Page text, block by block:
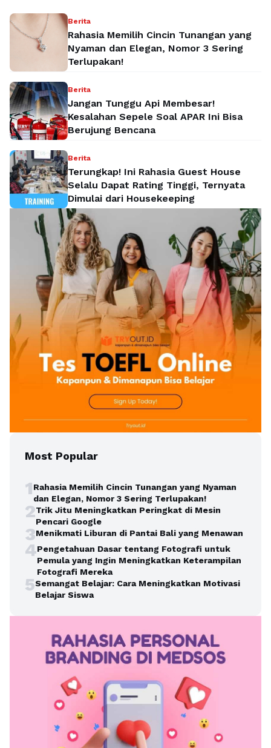
Berita
Rahasia Memilih Cincin Tunangan yang
Nyaman dan Elegan, Nomor 3 Sering
Terlupakan!
Berita
Jangan Tunggu Api Membesar!
Kesalahan Sepele Soal APAR Ini Bisa
Berujung Bencana
Berita
Terungkap! Ini Rahasia Guest House
Selalu Dapat Rating Tinggi, Ternyata
Dimulai dari Housekeeping
Most Popular
1Rahasia Memilih Cincin Tunangan yang Nyaman
dan Elegan, Nomor 3 Sering Terlupakan!
2Trik Jitu Meningkatkan Peringkat di Mesin
Pencari Google
3Menikmati Liburan di Pantai Bali yang Menawan
4Pengetahuan Dasar tentang Fotografi untuk
Pemula yang Ingin Meningkatkan Keterampilan
Fotografi Mereka
5Semangat Belajar: Cara Meningkatkan Motivasi
Belajar Siswa